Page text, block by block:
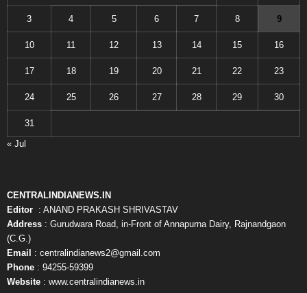
3 4 5 6 7 8 9
10 11 12 13 14 15 16
17 18 19 20 21 22 23
24 25 26 27 28 29 30
31
« Jul
CENTRALINDIANEWS.IN
Editor : ANAND PRAKASH SHRIVASTAV
Address : Gurudwara Road, in-Front of Annapurna Dairy, Rajnandgaon
(C.G.)
Email
: centralindianews2@gmail.com
Phone : 94255-59399
Website : www.centralindianews.in